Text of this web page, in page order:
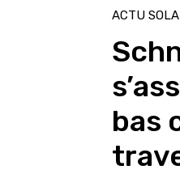
ACTU
bas